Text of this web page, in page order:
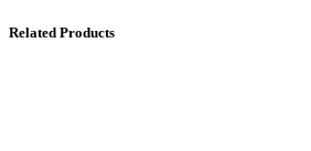
Related Products